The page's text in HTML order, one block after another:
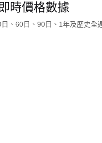
時價格數據
、60日、90日、1年及歷史全